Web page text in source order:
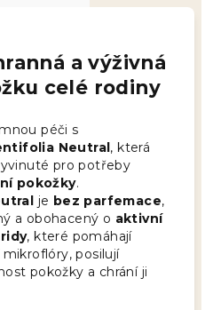
a výživná
celé rodiny
péči s
Neutral, která
pro potřeby
pokožky.
je bez parfemace,
a obohacený o aktivní
, které pomáhají
posilují
pokožky a chrání ji